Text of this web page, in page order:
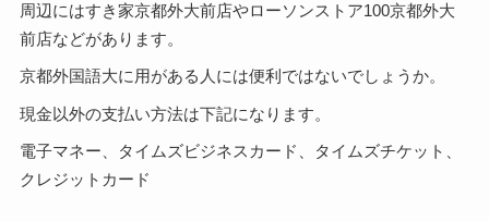
周辺にはすき家京都外大前店やローソンストア100京都外大
前店などがあります。
京都外国語大に用がある人には便利ではないでしょうか。
現金以外の支払い方法は下記になります。
電子マネー、タイムズビジネスカード、タイムズチケット、
クレジットカード